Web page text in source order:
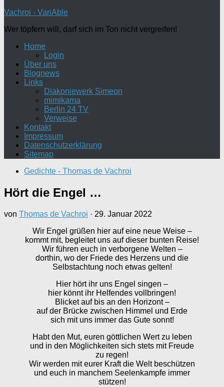
Vachroi - VariAble
Wer töpfern will, darf sich im Ton nicht vergreifen!
Home
Login
Über uns
Blognews
Links
Diakoniewerk Simeon
mimikama
Berlin 24 TV
Verweise
Kontakt
Impressum
Datenschutzerklärung
Sitemap
Gedichte - Thomas de Vachroi
Hört die Engel …
von Thomas de Vachroi · 29. Januar 2022
Wir Engel grüßen hier auf eine neue Weise –
kommt mit, begleitet uns auf dieser bunten Reise!
Wir führen euch in verborgene Welten –
dorthin, wo der Friede des Herzens und die
Selbstachtung noch etwas gelten!
Hier hört ihr uns Engel singen –
hier könnt ihr Helfendes vollbringen!
Blicket auf bis an den Horizont –
auf der Brücke zwischen Himmel und Erde
sich mit uns immer das Gute sonnt!
Habt den Mut, euren göttlichen Wert zu leben
und in den Möglichkeiten sich stets mit Freude
zu regen!
Wir werden mit eurer Kraft die Welt beschützen
und euch in manchem Seelenkampfe immer
stützen!